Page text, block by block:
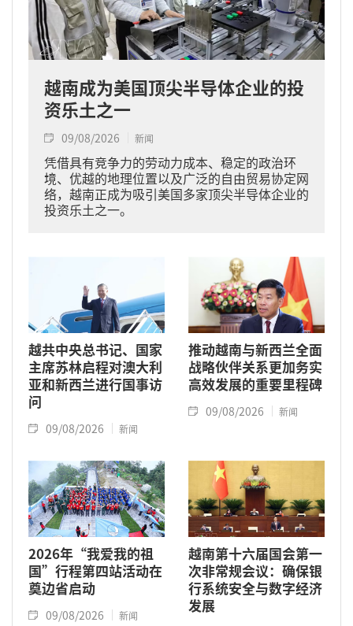
越南成为美国顶尖半导体企业的投
资乐土之一
09/08/2026 新闻
凭借具有竞争力的劳动力成本、稳定的政治环
境、优越的地理位置以及广泛的自由贸易协定网
络，越南正成为吸引美国多家顶尖半导体企业的
投资乐土之一。
越共中央总书记、国家
主席苏林启程对澳大利
亚和新西兰进行国事访
问
09/08/2026 新闻
推动越南与新西兰全面
战略伙伴关系更加务实
高效发展的重要里程碑
09/08/2026 新闻
2026年“我爱我的祖
国”行程第四站活动在
奠边省启动
09/08/2026 新闻
越南第十六届国会第一
次非常规会议：确保银
行系统安全与数字经济
发展